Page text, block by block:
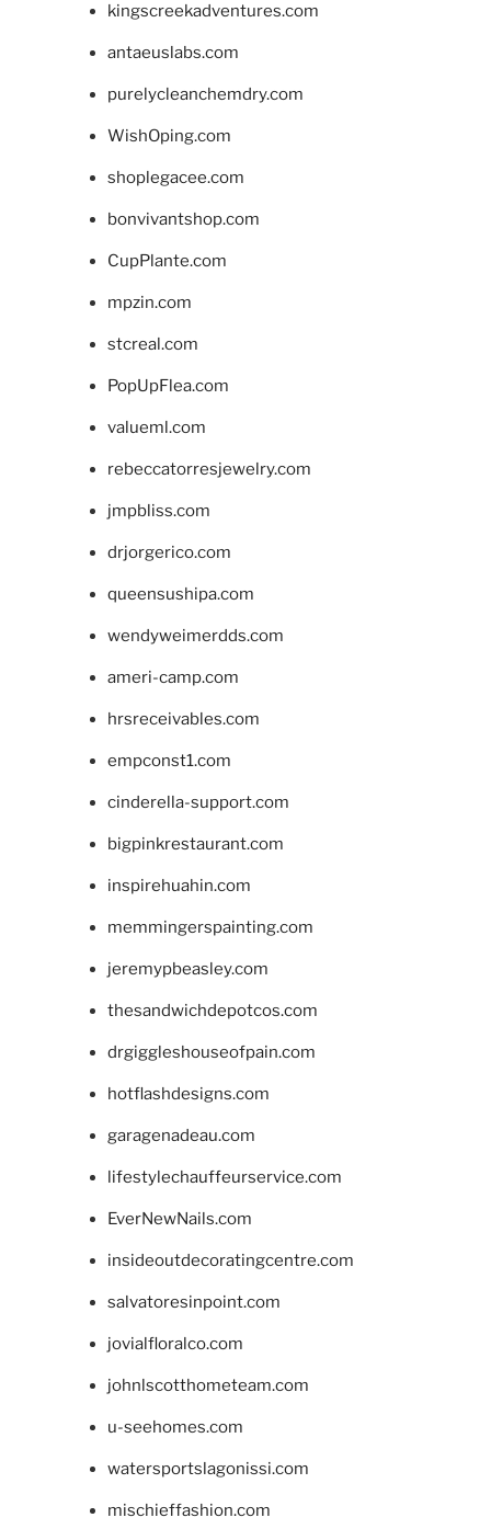
kingscreekadventures.com
antaeuslabs.com
purelycleanchemdry.com
WishOping.com
shoplegacee.com
bonvivantshop.com
CupPlante.com
mpzin.com
stcreal.com
PopUpFlea.com
valueml.com
rebeccatorresjewelry.com
jmpbliss.com
drjorgerico.com
queensushipa.com
wendyweimerdds.com
ameri-camp.com
hrsreceivables.com
empconst1.com
cinderella-support.com
bigpinkrestaurant.com
inspirehuahin.com
memmingerspainting.com
jeremypbeasley.com
thesandwichdepotcos.com
drgiggleshouseofpain.com
hotflashdesigns.com
garagenadeau.com
lifestylechauffeurservice.com
EverNewNails.com
insideoutdecoratingcentre.com
salvatoresinpoint.com
jovialfloralco.com
johnlscotthometeam.com
u-seehomes.com
watersportslagonissi.com
mischieffashion.com